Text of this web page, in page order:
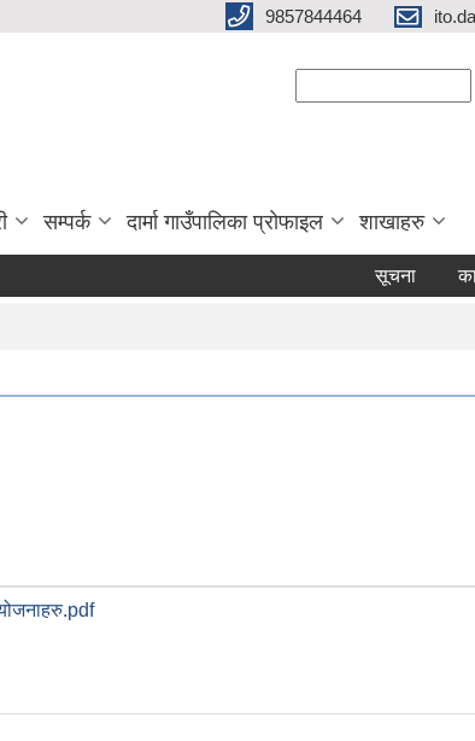
9857844464
सम्पर्क दार्मा गाउँपालिका प्रोफाइल शाखाहरु